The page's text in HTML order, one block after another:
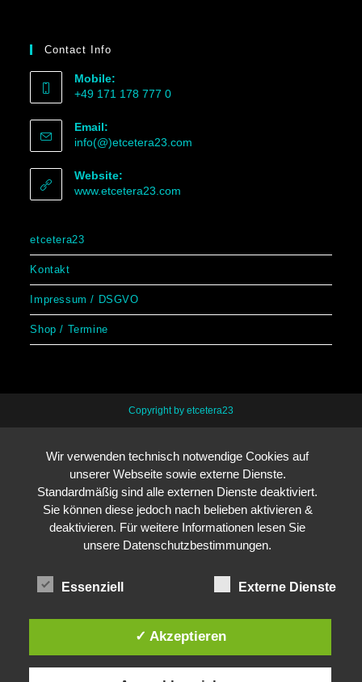
Contact Info
Mobile:
+49 171 178 777 0
Email:
info(@)etcetera23.com
Website:
www.etcetera23.com
etcetera23
Kontakt
Impressum / DSGVO
Shop / Termine
Copyright by etcetera23
Wir verwenden technisch notwendige Cookies auf
unserer Webseite sowie externe Dienste.
Standardmäßig sind alle externen Dienste deaktiviert.
Sie können diese jedoch nach belieben aktivieren &
deaktivieren. Für weitere Informationen lesen Sie
unsere Datenschutzbestimmungen.
Essenziell Externe Dienste
✓ Akzeptieren